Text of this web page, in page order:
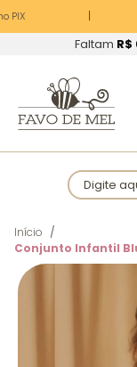
PIX
Faltam
Digite
Início
Conjunto Infantil